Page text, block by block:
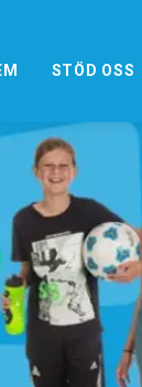
STÖD OSS